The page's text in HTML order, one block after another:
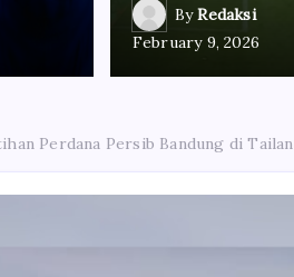
By Redaksi
February 9, 2026
Perdana Persib Bandung di Tailan